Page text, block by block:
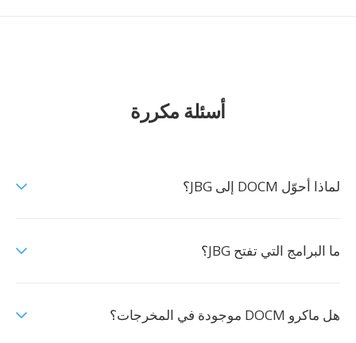
أسئلة مكررة
لماذا أحوّل DOCM إلى JBG؟
ما البرامج التي تفتح JBG؟
هل ماكرو DOCM موجودة في المخرجات؟